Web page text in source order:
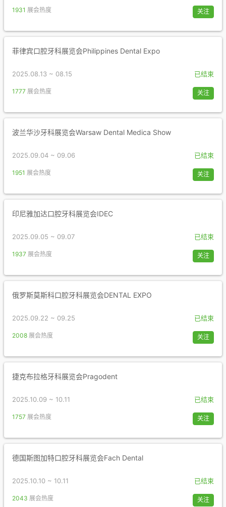
1931 展会热度 关注
菲律宾口腔牙科展览会Philippines Dental Expo
2025.08.13 ~ 08.15 已结束
1777 展会热度 关注
波兰华沙牙科展览会Warsaw Dental Medica Show
2025.09.04 ~ 09.06 已结束
1951 展会热度 关注
印尼雅加达口腔牙科展览会IDEC
2025.09.05 ~ 09.07 已结束
1937 展会热度 关注
俄罗斯莫斯科口腔牙科展览会DENTAL EXPO
2025.09.22 ~ 09.25 已结束
2008 展会热度 关注
捷克布拉格牙科展览会Pragodent
2025.10.09 ~ 10.11 已结束
1757 展会热度 关注
德国斯图加特口腔牙科展览会Fach Dental
2025.10.10 ~ 10.11 已结束
2043 展会热度 关注